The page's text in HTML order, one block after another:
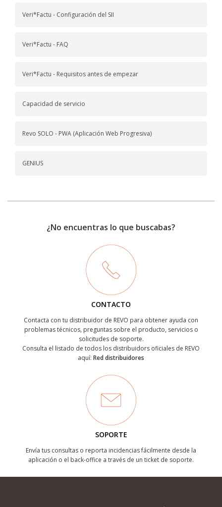
Veri*Factu - Configuración del SII
Veri*Factu - FAQ
Veri*Factu - Requisitos antes de empezar
Capacidad de servicio
Revo SOLO - PWA (Aplicación Web Progresiva)
GENIUS
¿No encuentras lo que buscabas?
CONTACTO
Contacta con tu distribuidor de REVO para obtener ayuda con
problemas técnicos, preguntas sobre el producto, servicios o
solicitudes de soporte.
Consulta el listado de todos los distribuidors oficiales de REVO
aquí: Red distribuidores
SOPORTE
Envía tus consultas o reporta incidencias fácilmente desde la
aplicación o el back-office a través de un ticket de soporte.